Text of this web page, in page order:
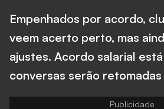
Empenhados por acordo,
veem acerto perto, mas
ajustes. Acordo salarial
conversas serão retomadas